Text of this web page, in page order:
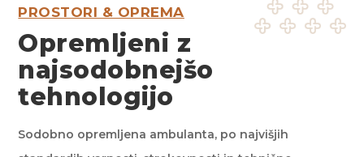
PROSTORI & OPREMA
Opremljeni z
najsodobnejšo
tehnologijo
Sodobno opremljena ambulanta, po najvišjih